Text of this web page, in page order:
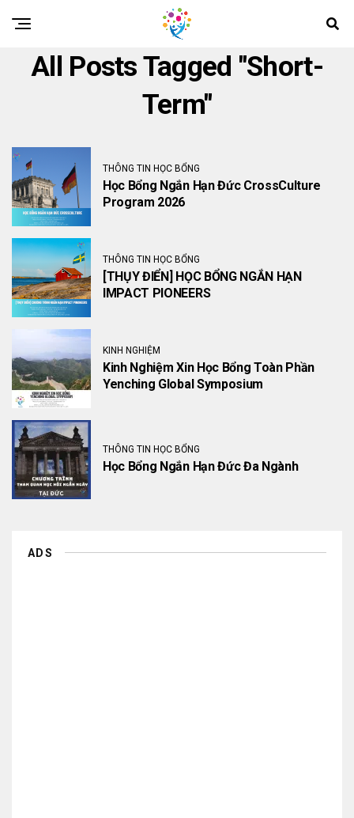
All Posts Tagged "short-
Term"
THÔNG TIN HỌC BỔNG
Học Bổng Ngắn Hạn Đức CrossCulture
Program 2026
THÔNG TIN HỌC BỔNG
[THỤY ĐIỂN] HỌC BỔNG NGẮN HẠN
IMPACT PIONEERS
KINH NGHIỆM
Kinh Nghiệm Xin Học Bổng Toàn Phần
Yenching Global Symposium
THÔNG TIN HỌC BỔNG
Học Bổng Ngắn Hạn Đức Đa Ngành
ADS